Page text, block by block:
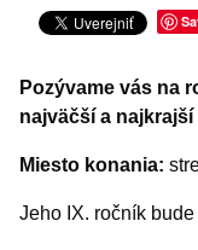
Turistika
INÉ PODUJATIA
Pozývame vás na
najväčší a
Miesto konania:
Jeho IX. ročník